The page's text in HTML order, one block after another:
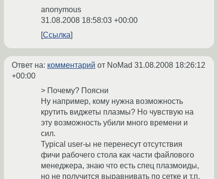
anonymous
31.08.2008 18:58:03 +00:00
Ссылка
Ответ на: комментарий от NoMad 31.08.2008 18:26:12
+00:00
> Почему? Поясни
Ну например, кому нужна возможность
крутить виджеты плазмы? Но чувствую на
эту возможность убили много времени и
сил.
Typical user-ы не перенесут отсутствия
фичи рабочего стола как части файлового
менеджера, знаю что есть спец плазмоиды,
но не получится выравнивать по сетке и т.п.